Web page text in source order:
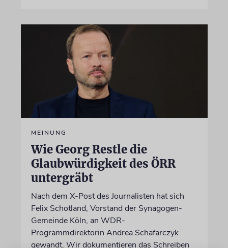
MEINUNG
Wie Georg Restle die
Glaubwürdigkeit des ÖRR
untergräbt
Nach dem X-Post des Journalisten hat sich
Felix Schotland, Vorstand der Synagogen-
Gemeinde Köln, an WDR-
Programmdirektorin Andrea Schafarczyk
gewandt. Wir dokumentieren das Schreiben